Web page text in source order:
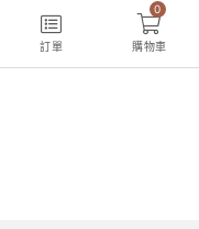
訂單
0
購物車